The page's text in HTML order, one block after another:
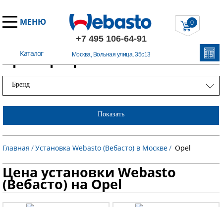
МЕНЮ
+7 495 106-64-91
Москва, Вольная улица, 35с13
Каталог
0
Примеры работ
Бренд
Показать
Главная /Установка Webasto (Вебасто) в Москве/ Opel
Цена установки Webasto
(Вебасто) на Opel